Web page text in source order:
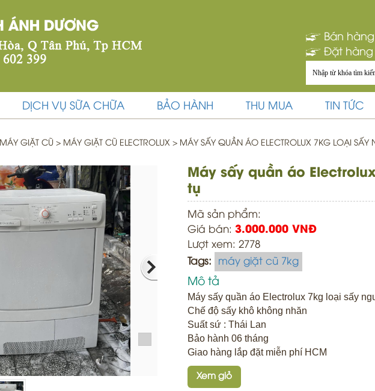
Bán
Đặt hàng
DỊCH VỤ SỮA CHỮA BẢO HÀNH THU MUA TIN TỨC
MÁY GIẶT CŨ > MÁY GIẶT CŨ ELECTROLUX > MÁY SẤY QUẦN ÁO ELECTROLUX 7KG LOẠI SẤY
Máy sấy quần áo
tụ
Mã sản phẩm:
Giá bán: 3.000.000 VNĐ
Lượt xem: 2778
Tags:
máy giặt cũ 7kg
Mô tả
Máy sấy quần áo Electrolux 7kg loại sấy
Chế độ sấy khô không nhăn
Suất sứ : Thái Lan
Bảo hành 06 tháng
Giao hàng lắp đặt miễn phí HCM
Xem giỏ